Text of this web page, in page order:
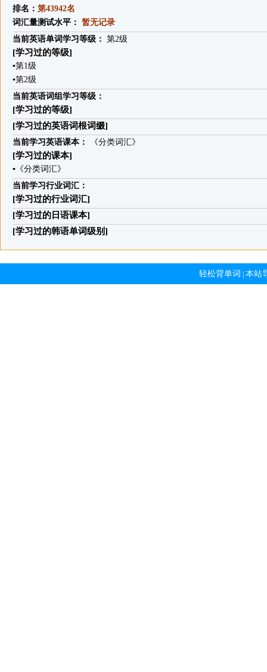
排名： 第43942名
词汇量测试水平： 暂无记录
当前英语单词学习等级： 第2级
[学习过的等级]
▪第1级
▪第2级
当前英语词组学习等级：
[学习过的等级]
[学习过的英语词根词缀]
当前学习英语课本： 《分类词汇》
[学习过的课本]
▪ 《分类词汇》
当前学习行业词汇：
[学习过的行业词汇]
[学习过的日语课本]
[学习过的韩语单词级别]
轻松背单词 本站